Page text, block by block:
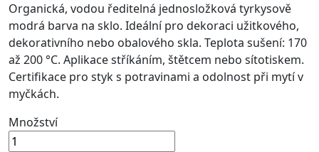
Organická, vodou ředitelná jednosložková tyrkysově
modrá barva na sklo. Ideální pro dekoraci užitkového,
dekorativního nebo obalového skla. Teplota sušení: 170
až 200 °C. Aplikace stříkáním, štětcem nebo sítotiskem.
Certifikace pro styk s potravinami a odolnost při mytí v
myčkách.
Množství